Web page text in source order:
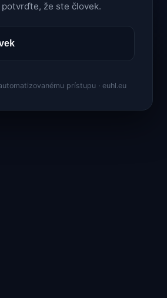
potvrďte, že ste človek.
prístupu · euhl.eu